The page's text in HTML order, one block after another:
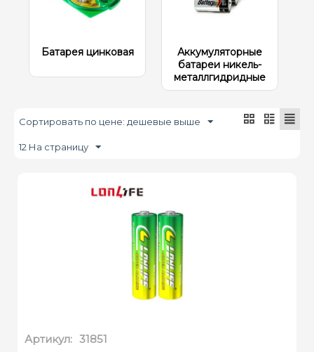
Батарея цинковая
Аккумуляторные
батареи никель-
металлгидридные
Сортировать по цене: дешевые выше
12 На страницу
Артикул: 31851